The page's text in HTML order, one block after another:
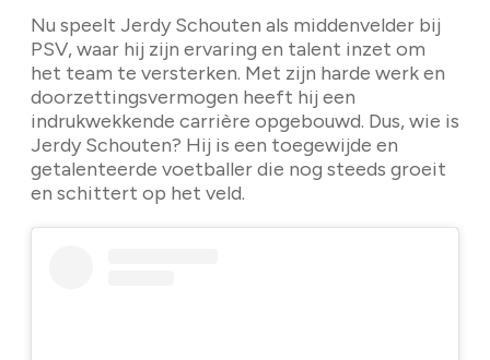
Nu speelt Jerdy Schouten als middenvelder bij
PSV, waar hij zijn ervaring en talent inzet om
het team te versterken. Met zijn harde werk en
doorzettingsvermogen heeft hij een
indrukwekkende carrière opgebouwd. Dus, wie is
Jerdy Schouten? Hij is een toegewijde en
getalenteerde voetballer die nog steeds groeit
en schittert op het veld.